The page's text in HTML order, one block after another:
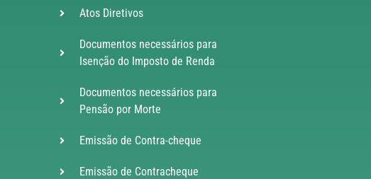
Atos Diretivos
Documentos necessários para
Isenção do Imposto de Renda
Documentos necessários para
Pensão por Morte
Emissão de Contra-cheque
Emissão de Contracheque